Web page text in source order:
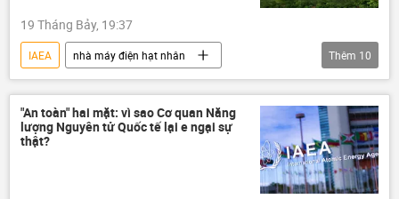
19 Tháng Bảy, 19:37
IAEA
nhà máy điện hạt nhân
năng lượng hạt nhân
Nga
Ninh Thuận
Ninh Thuận-1
Chính trị
Thế giới
chất lượng
Thêm 10
"An toàn" hai mặt: vì sao Cơ quan Năng
lượng Nguyên tử Quốc tế lại e ngại sự
thật?